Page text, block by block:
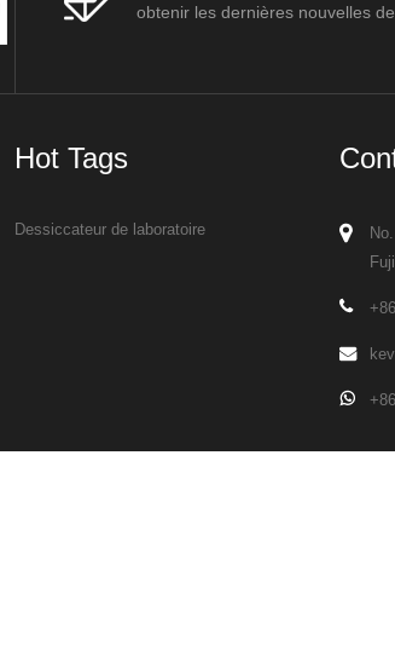
obtenir les dernières nouvelles
Hot Tags
Dessiccateur de laboratoire